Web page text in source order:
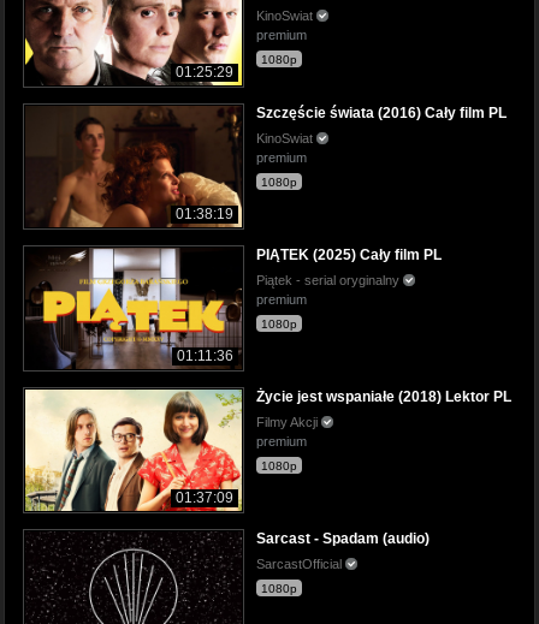
01:25:29
KinoSwiat
premium
1080p
01:38:19
Szczęście świata (2016) Cały film PL
KinoSwiat
premium
1080p
01:11:36
PIĄTEK (2025) Cały film PL
Piątek - serial oryginalny
premium
1080p
01:37:09
Życie jest wspaniałe (2018) Lektor PL
Filmy Akcji
premium
1080p
Sarcast - Spadam (audio)
SarcastOfficial
1080p